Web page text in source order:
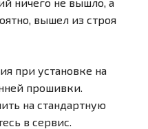
вышел из строя
при установке на
прошивки.
на стандартную
в сервис.